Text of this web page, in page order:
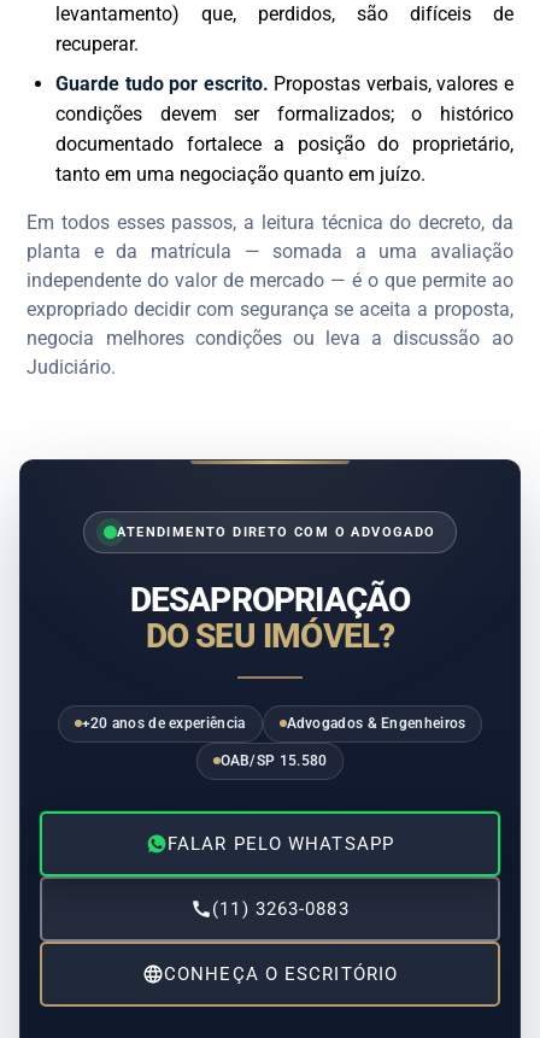
levantamento) que, perdidos, são difíceis de
recuperar.
Guarde tudo por escrito. Propostas verbais, valores e
condições devem ser formalizados; o histórico
documentado fortalece a posição do proprietário,
tanto em uma negociação quanto em juízo.
Em todos esses passos, a leitura técnica do decreto, da
planta e da matrícula — somada a uma avaliação
independente do valor de mercado — é o que permite ao
expropriado decidir com segurança se aceita a proposta,
negocia melhores condições ou leva a discussão ao
Judiciário.
ATENDIMENTO DIRETO COM O ADVOGADO
DESAPROPRIAÇÃO
DO SEU IMÓVEL?
+20 anos de experiência Advogados & Engenheiros
OAB/SP 15.580
FALAR PELO WHATSAPP
(11) 3263-0883
CONHEÇA O ESCRITÓRIO